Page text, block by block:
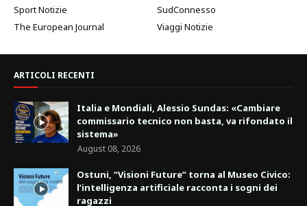
Sport Notizie
SudConnesso
The European Journal
Viaggi Notizie
ARTICOLI RECENTI
Italia e Mondiali, Alessio Sundas: «Cambiare
commissario tecnico non basta, va rifondato il
sistema»
August 08, 2026
Ostuni, “Visioni Future” torna al Museo Civico:
l’intelligenza artificiale racconta i sogni dei
ragazzi